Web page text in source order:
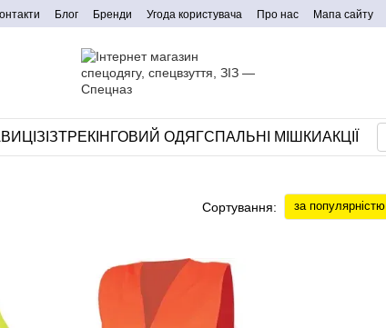
Блог Бренди Угода користувача Про нас Мапа сайту
ЗІЗТРЕКІНГОВИЙ ОДЯГСПАЛЬНІ МІШКИАКЦІЇ
Сортування: за популярністю